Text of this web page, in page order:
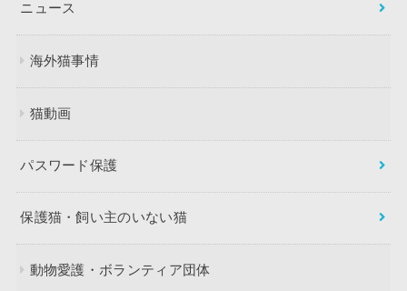
ニュース
海外猫事情
猫動画
パスワード保護
保護猫・飼い主のいない猫
動物愛護・ボランティア団体